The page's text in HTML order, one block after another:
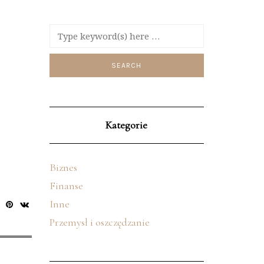
Kategorie
Biznes
Finanse
Inne
Przemysł i oszczędzanie